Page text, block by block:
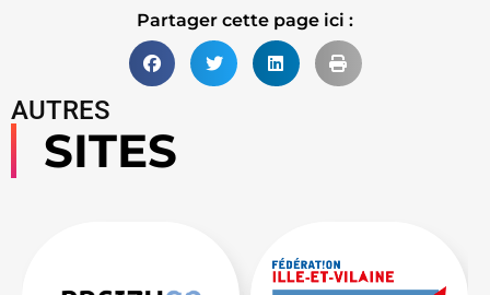
Partager cette page ici :
AUTRES
SITES